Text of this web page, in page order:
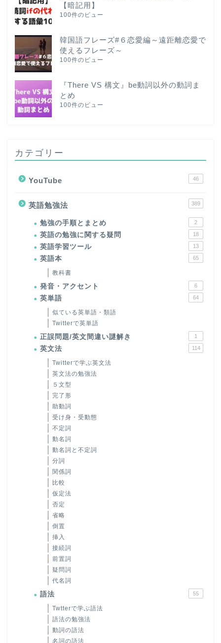
【暗記用】
100件のビュー
韓国語フレーズ#６恋愛編～遠距離恋愛で
使えるフレーズ～
100件のビュー
『There VS 構文』be動詞以外の動詞ま
とめ
100件のビュー
カテゴリー
YouTube 46
英語勉強法 389
勉強の手順とまとめ 2
英語の勉強に関する疑問 18
英語学習ツール 13
英語本 65
教科書
発音・アクセント 6
英単語 64
似ている英単語・類語
Twitterで英単語
正誤問題/英文間違い謎解き 1
英文法 114
Twitterで学ぶ英文法
英文法の勉強法
５文型
完了形
助動詞
受け身・受動態
不定詞
動名詞
動名詞と不定詞
分詞
関係詞
比較
仮定法
否定
省略
倒置
挿入
接続詞
前置詞
疑問詞
代名詞
語法 55
Twtterで学ぶ語法
語法の勉強法
動詞の語法
名詞の語法